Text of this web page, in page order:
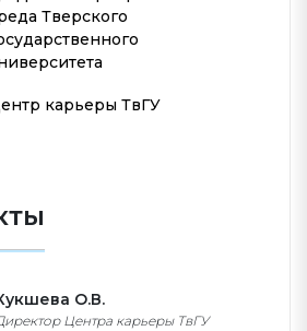
Тверского
карьеры ТвГУ
О.В.
Центра карьеры ТвГУ